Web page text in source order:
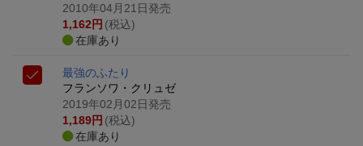
2010年04月21日発売
1,162円 (税込)
在庫あり
最強のふたり
フランソワ・クリュゼ
2019年02月02日発売
1,189円 (税込)
在庫あり